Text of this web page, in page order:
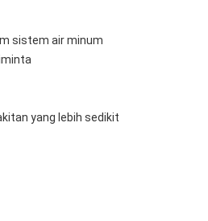
sistem air minum
yang lebih sedikit